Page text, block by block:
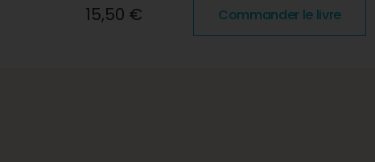
15,50 € Commander le livre